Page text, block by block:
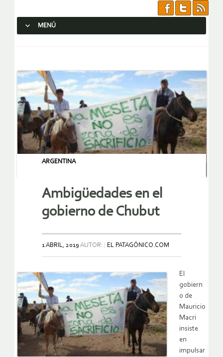
MENÚ
ARGENTINA
Ambigüedades en el
gobierno de Chubut
1 ABRIL, 2019 AUTOR: EL PATAGÓNICO.COM
El
gobiern
o de
Mauricio
Macri
insiste
en
impulsar